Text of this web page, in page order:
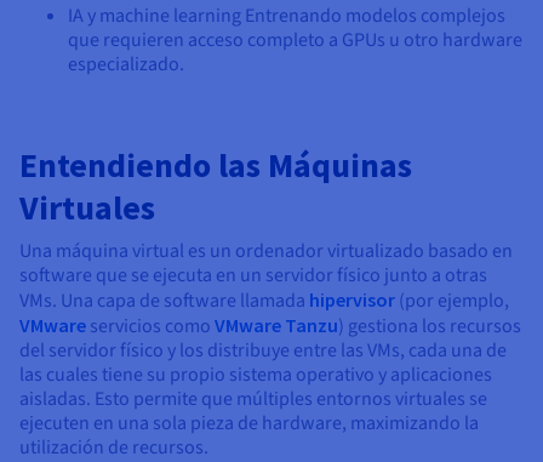
IA y machine learning Entrenando modelos complejos
que requieren acceso completo a GPUs u otro hardware
especializado.
Entendiendo las Máquinas
Virtuales
Una máquina virtual es un ordenador virtualizado basado en
software que se ejecuta en un servidor físico junto a otras
VMs. Una capa de software llamada hipervisor (por ejemplo,
VMware servicios como VMware Tanzu) gestiona los recursos
del servidor físico y los distribuye entre las VMs, cada una de
las cuales tiene su propio sistema operativo y aplicaciones
aisladas. Esto permite que múltiples entornos virtuales se
ejecuten en una sola pieza de hardware, maximizando la
utilización de recursos.